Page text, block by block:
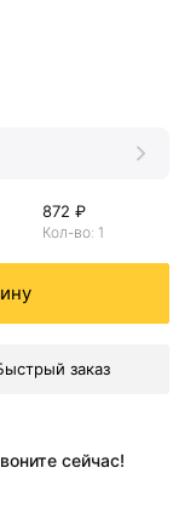
872 ₽
Кол-во: 1
заказ
сейчас!